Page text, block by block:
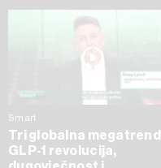
Smart
Tri globalna
GLP-1 revolucija,